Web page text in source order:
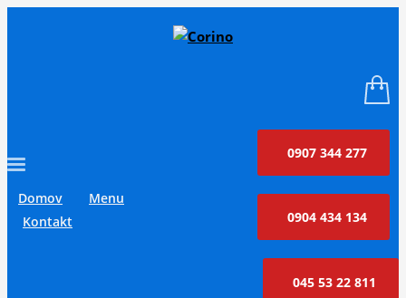
Domov
Menu
Kontakt
0907 344 277
0904 434 134
045 53 22 811